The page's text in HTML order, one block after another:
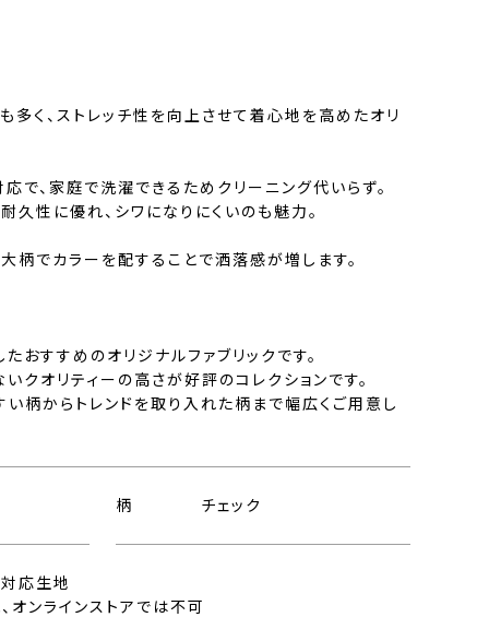
く、ストレッチ性を向上させて着心地を高めたオリ
で、家庭で洗濯できるためクリーニング代いらず。
性に優れ、シワになりにくいのも魅力。
柄でカラーを配することで洒落感が増します。
おすすめのオリジナルファブリックです。
クオリティーの高さが好評のコレクションです。
柄からトレンドを取り入れた柄まで幅広くご用意し
柄 チェック
応生地
ンラインストアでは不可